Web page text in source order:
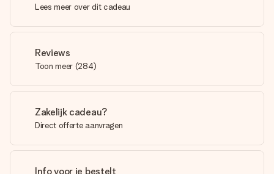
Lees meer over dit cadeau
Reviews
Toon meer (284)
Zakelijk cadeau?
Direct offerte aanvragen
Info voor je bestelt